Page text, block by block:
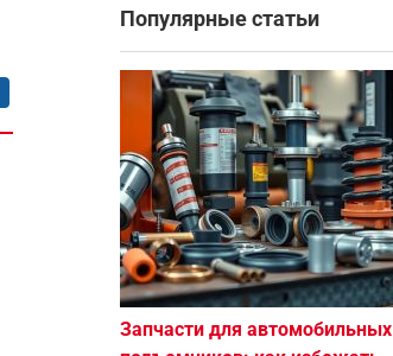
Популярные статьи
Запчасти для автомобильных